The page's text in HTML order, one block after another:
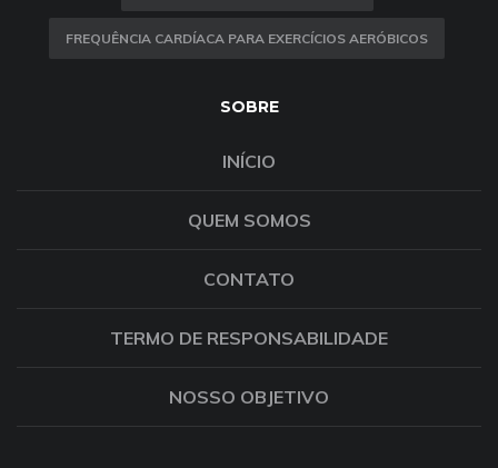
FREQUÊNCIA CARDÍACA PARA EXERCÍCIOS AERÓBICOS
SOBRE
INÍCIO
QUEM SOMOS
CONTATO
TERMO DE RESPONSABILIDADE
NOSSO OBJETIVO